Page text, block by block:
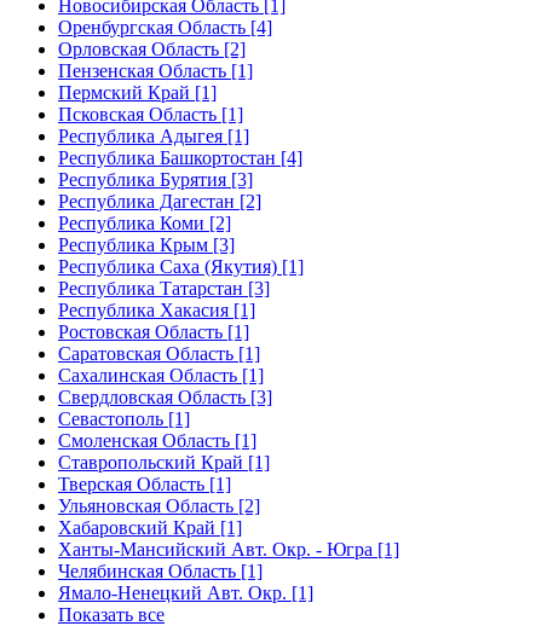
Новосибирская Область [1]
Оренбургская Область [4]
Орловская Область [2]
Пензенская Область [1]
Пермский Край [1]
Псковская Область [1]
Республика Адыгея [1]
Республика Башкортостан [4]
Республика Бурятия [3]
Республика Дагестан [2]
Республика Коми [2]
Республика Крым [3]
Республика Саха (Якутия) [1]
Республика Татарстан [3]
Республика Хакасия [1]
Ростовская Область [1]
Саратовская Область [1]
Сахалинская Область [1]
Свердловская Область [3]
Севастополь [1]
Смоленская Область [1]
Ставропольский Край [1]
Тверская Область [1]
Ульяновская Область [2]
Хабаровский Край [1]
Ханты-Мансийский Авт. Окр. - Югра [1]
Челябинская Область [1]
Ямало-Ненецкий Авт. Окр. [1]
Показать все